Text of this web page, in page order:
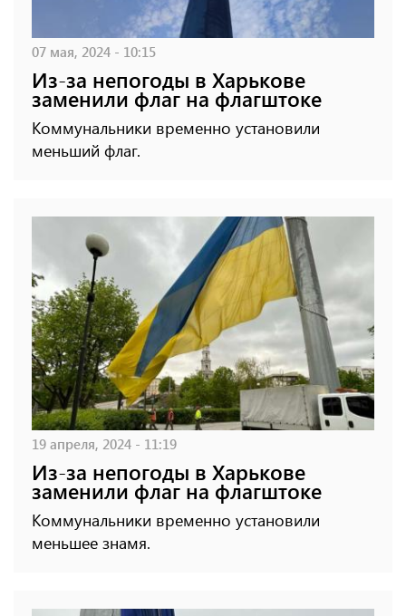
07 мая, 2024 - 10:15
Из-за непогоды в Харькове
заменили флаг на флагштоке
Коммунальники временно установили
меньший флаг.
19 апреля, 2024 - 11:19
Из-за непогоды в Харькове
заменили флаг на флагштоке
Коммунальники временно установили
меньшее знамя.